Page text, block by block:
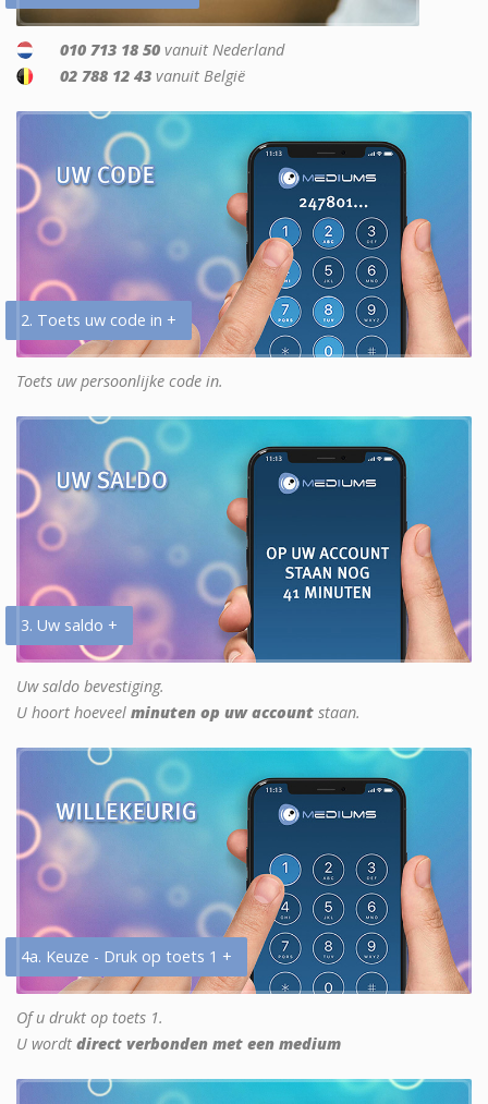
010 713 18 50 vanuit Nederland
02 788 12 43 vanuit België
2. Toets uw code in +
Toets uw persoonlijke code in.
3. Uw saldo +
Uw saldo bevestiging.
U hoort hoeveel minuten op uw account staan.
4a. Keuze - Druk op toets 1 +
Of u drukt op toets 1.
U wordt direct verbonden met een medium